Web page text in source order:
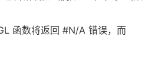
函数将返回 #N/A 错误，而